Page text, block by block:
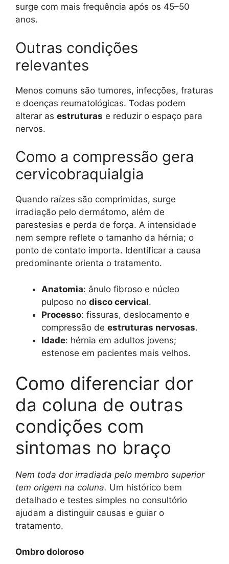
surge com mais frequência após os 45–50
anos.
Outras condições
relevantes
Menos comuns são tumores, infecções, fraturas
e doenças reumatológicas. Todas podem
alterar as estruturas e reduzir o espaço para
nervos.
Como a compressão gera
cervicobraquialgia
Quando raízes são comprimidas, surge
irradiação pelo dermátomo, além de
parestesias e perda de força. A intensidade
nem sempre reflete o tamanho da hérnia; o
ponto de contato importa. Identificar a causa
predominante orienta o tratamento.
Anatomia: ânulo fibroso e núcleo
pulposo no disco cervical.
Processo: fissuras, deslocamento e
compressão de estruturas nervosas.
Idade: hérnia em adultos jovens;
estenose em pacientes mais velhos.
Como diferenciar dor
da coluna de outras
condições com
sintomas no braço
Nem toda dor irradiada pelo membro superior
tem origem na coluna. Um histórico bem
detalhado e testes simples no consultório
ajudam a distinguir causas e guiar o
tratamento.
Ombro doloroso